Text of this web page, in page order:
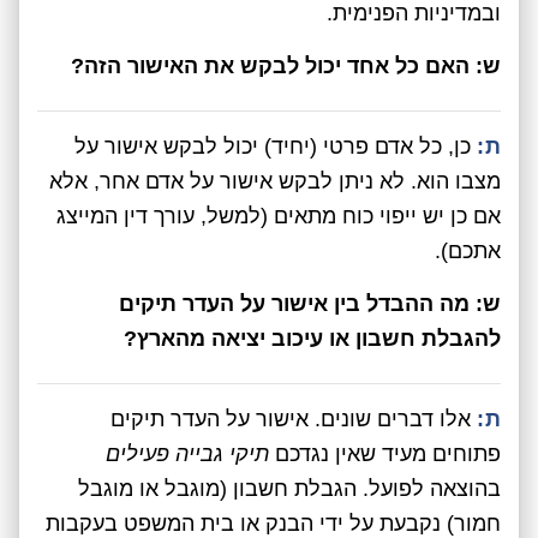
ובמדיניות הפנימית.
ש: האם כל אחד יכול לבקש את האישור הזה?
ת: כן, כל אדם פרטי (יחיד) יכול לבקש אישור על
מצבו הוא. לא ניתן לבקש אישור על אדם אחר, אלא
אם כן יש ייפוי כוח מתאים (למשל, עורך דין המייצג
אתכם).
ש: מה ההבדל בין אישור על העדר תיקים
להגבלת חשבון או עיכוב יציאה מהארץ?
ת: אלו דברים שונים. אישור על העדר תיקים
פתוחים מעיד שאין נגדכם תיקי גבייה פעילים
בהוצאה לפועל. הגבלת חשבון (מוגבל או מוגבל
חמור) נקבעת על ידי הבנק או בית המשפט בעקבות